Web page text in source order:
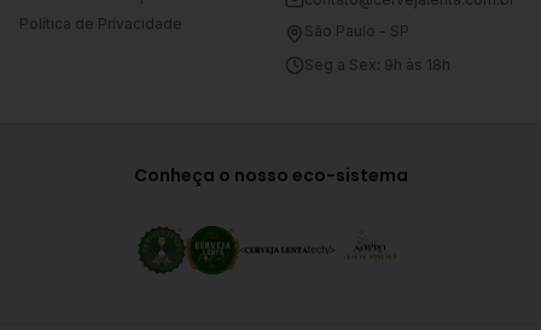
Política de Privacidade
São Paulo - SP
Seg a Sex: 9h às 18h
Conheça o nosso eco-sistema